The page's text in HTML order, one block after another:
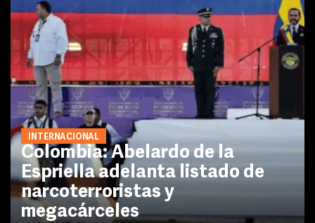
INTERNACIONAL
Colombia: Abelardo de la
Espriella adelanta listado de
narcoterroristas y
megacárceles